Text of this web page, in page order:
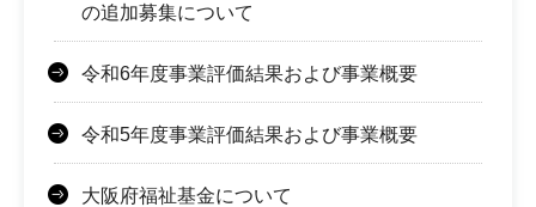
の追加募集について
令和6年度事業評価結果および事業概要
令和5年度事業評価結果および事業概要
大阪府福祉基金について